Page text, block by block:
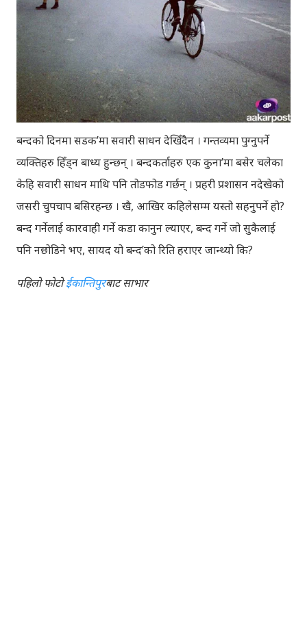
बन्दको दिनमा सडक’मा सवारी साधन देखिँदैन । गन्तव्यमा पुग्नुपर्ने
व्यक्तिहरु हिँड्न बाध्य हुन्छन् । बन्दकर्ताहरु एक कुना’मा बसेर चलेका
केहि सवारी साधन माथि पनि तोडफोड गर्छन् । प्रहरी प्रशासन नदेखेको
जसरी चुपचाप बसिरहन्छ । खै, आखिर कहिलेसम्म यस्तो सहनुपर्ने हो?
बन्द गर्नेलाई कारवाही गर्ने कडा कानुन ल्याएर, बन्द गर्ने जो सुकैलाई
पनि नछोडिने भए, सायद यो बन्द’को रिति हराएर जान्थ्यो कि?
पहिलो फोटोईकान्तिपुरबाट साभार